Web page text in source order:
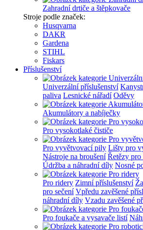
Zahradní drtiče a štěpkovače
Stroje podle značek:
Husqvarna
DAKR
Gardena
STIHL
Fiskars
Příslušenství
Univerzální příslušenství
paliva Lesnické nářadí Oděvy
Akumulátory a nabíječky
Pro vysokotlaké čističe
Pro vyvětvovací pily Lišty pro
Nástroje na broušení Řetězy
Údržba a náhradní díly Nosné
Pro ridery Zimní příslušenství
pro sečení Vpředu zavěšené
náhradní díly Vzadu zavěšené
Pro foukače a vysavače listí